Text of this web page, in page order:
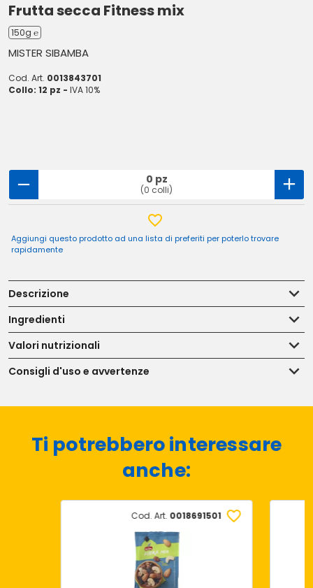
Frutta secca Fitness mix
150g ℮
MISTER SIBAMBA
Cod. Art. 0013843701
Collo: 12 pz - IVA 10%
0 pz
(0 colli)
Aggiungi questo prodotto ad una lista di preferiti per poterlo trovare
rapidamente
Descrizione
Ingredienti
Valori nutrizionali
Consigli d'uso e avvertenze
Ti potrebbero interessare
anche:
Cod. Art. 0018691501